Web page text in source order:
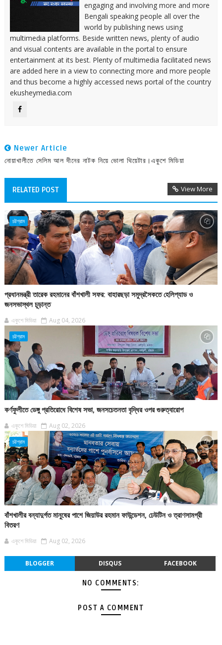
engaging and involving more and more
Bengali speaking people all over the
world by publishing news using
multimedia platforms. Beside written news, plenty of audio
and visual contents are available in the portal to ensure
entertainment at its best. Plenty of multimedia facilitated news
are added here in a view to connecting more and more people
and thus become a highly accessed news portal of the country
ekusheymedia.com
Newer Article
নোয়াখালীতে সেলিম আল দীনের নাটক নিয়ে ভোলা থিয়েটার।একুশে মিডিয়া
RELATED POST View More
চট্টগ্রাম
প্রধানমন্ত্রী তারেক রহমানের বাঁশখালী সফর: বাহারছড়া সমুদ্রসৈকতে হেলিপ্যাড ও
জনসভাস্থল চূড়ান্ত
একুশে মিডিয়া Aug 04, 2026
চট্টগ্রাম
কর্ণফুলীতে ডেঙ্গু প্রতিরোধে বিশেষ সভা, জনসচেতনতা বৃদ্ধির ওপর গুরুত্বারোপ
একুশে মিডিয়া Aug 02, 2026
চট্টগ্রাম
বাঁশখালীর বন্যাদুর্গত মানুষের পাশে জিয়াউর রহমান ফাউন্ডেশন, ঢেউটিন ও ত্রাণসামগ্রী
বিতরণ
একুশে মিডিয়া Aug 02, 2026
BLOGGER DISQUS FACEBOOK
NO COMMENTS:
POST A COMMENT